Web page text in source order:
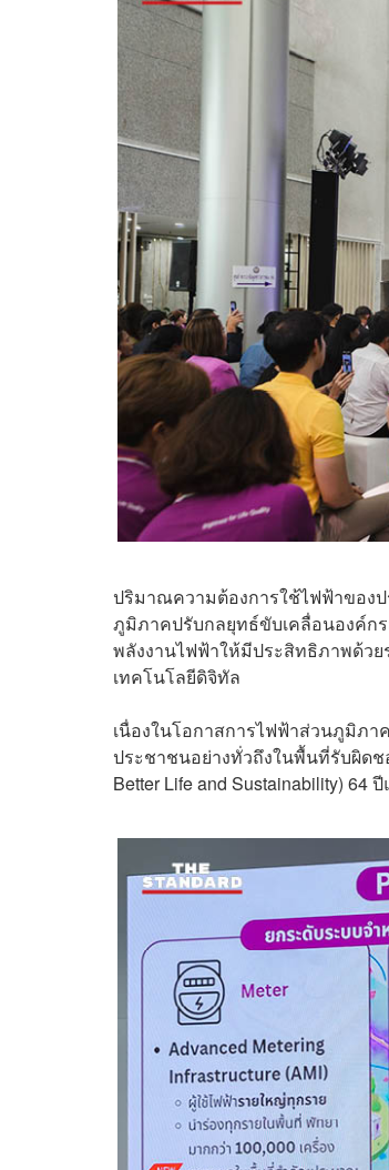
ปริมาณความต้องการใช้ไฟฟ้าของ
ภูมิภาคปรับกลยุทธ์ขับเคลื่อนองค์กร
พลังงานไฟฟ้าให้มีประสิทธิภาพด้ว
เทคโนโลยีดิจิทัล
เนื่องในโอกาสการไฟฟ้าส่วนภูมิภา
ประชาชนอย่างทั่วถึงในพื้นที่รับผิดช
Better Life and Sustainability)